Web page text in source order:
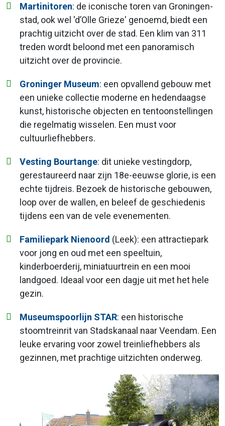
Martinitoren: de iconische toren van Groningen-
stad, ook wel 'd’Olle Grieze' genoemd, biedt een
prachtig uitzicht over de stad. Een klim van 311
treden wordt beloond met een panoramisch
uitzicht over de provincie.
Groninger Museum: een opvallend gebouw met
een unieke collectie moderne en hedendaagse
kunst, historische objecten en tentoonstellingen
die regelmatig wisselen. Een must voor
cultuurliefhebbers.
Vesting Bourtange: dit unieke vestingdorp,
gerestaureerd naar zijn 18e-eeuwse glorie, is een
echte tijdreis. Bezoek de historische gebouwen,
loop over de wallen, en beleef de geschiedenis
tijdens een van de vele evenementen.
Familiepark Nienoord (Leek): een attractiepark
voor jong en oud met een speeltuin,
kinderboerderij, miniatuurtrein en een mooi
landgoed. Ideaal voor een dagje uit met het hele
gezin.
Museumspoorlijn STAR: een historische
stoomtreinrit van Stadskanaal naar Veendam. Een
leuke ervaring voor zowel treinliefhebbers als
gezinnen, met prachtige uitzichten onderweg.